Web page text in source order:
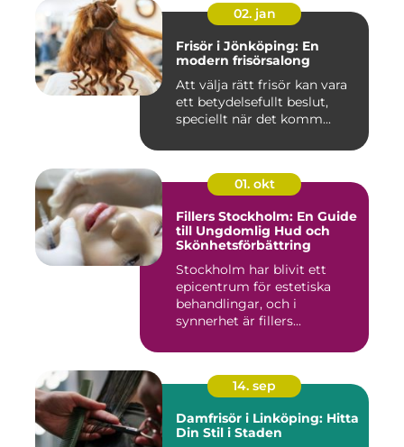
02. jan
Frisör i Jönköping: En
modern frisörsalong
Att välja rätt frisör kan vara
ett betydelsefullt beslut,
speciellt när det komm...
01. okt
Fillers Stockholm: En Guide
till Ungdomlig Hud och
Skönhetsförbättring
Stockholm har blivit ett
epicentrum för estetiska
behandlingar, och i
synnerhet är fillers...
14. sep
Damfrisör i Linköping: Hitta
Din Stil i Staden